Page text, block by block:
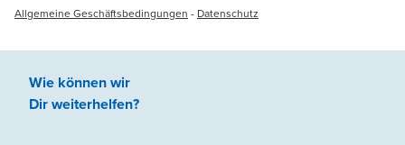
Allgemeine Geschäftsbedingungen - Datenschutz
Wie können wir
Dir weiterhelfen?